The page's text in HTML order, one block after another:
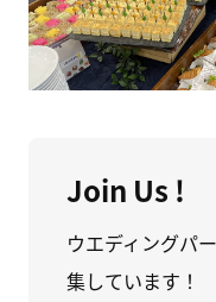
Join Us !
ウエディングパ
集しています！